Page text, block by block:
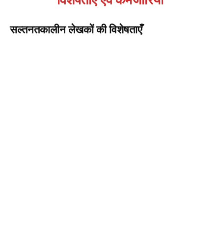
सल्तनतकालीन लेखकों की विशेषताएँ